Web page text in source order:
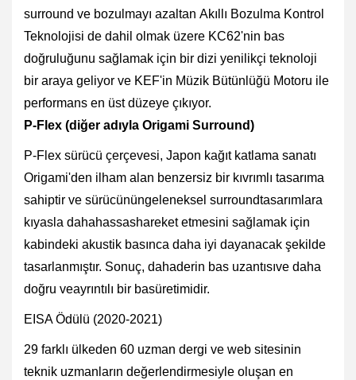
surround ve bozulmayı azaltan Akıllı Bozulma Kontrol
Teknolojisi de dahil olmak üzere KC62'nin bas
doğruluğunu sağlamak için bir dizi yenilikçi teknoloji
bir araya geliyor ve KEF'in Müzik Bütünlüğü Motoru ile
performans en üst düzeye çıkıyor.
P-Flex (diğer adıyla Origami Surround)
P-Flex sürücü çerçevesi, Japon kağıt katlama sanatı
Origami'den ilham alan benzersiz bir kıvrımlı tasarıma
sahiptir ve sürücününgeleneksel surroundtasarımlara
kıyasla dahahassashareket etmesini sağlamak için
kabindeki akustik basınca daha iyi dayanacak şekilde
tasarlanmıştır. Sonuç, dahaderin bas uzantısıve daha
doğru veayrıntılı bir basüretimidir.
EISA Ödülü (2020-2021)
29 farklı ülkeden 60 uzman dergi ve web sitesinin
teknik uzmanların değerlendirmesiyle oluşan en